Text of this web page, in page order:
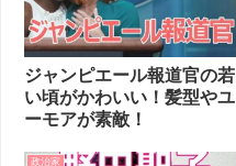
ジャンピエール報道官の若
い頃がかわいい！髪型やユ
ーモアが素敵！
政治家